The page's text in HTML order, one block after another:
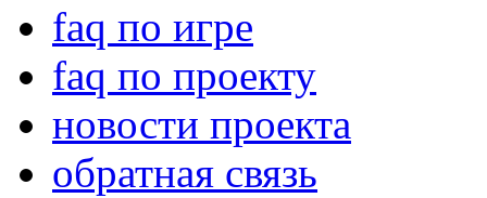
faq по игре
faq по проекту
новости проекта
обратная связь